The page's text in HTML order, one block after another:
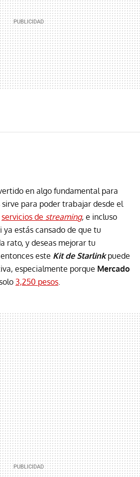
en algo fundamental para
sirve para poder trabajar desde el
servicios de streaming, e incluso
ya estás cansado de que tu
rato, y deseas mejorar tu
este Kit de Starlink puede
especialmente porque Mercado
3,250 pesos.